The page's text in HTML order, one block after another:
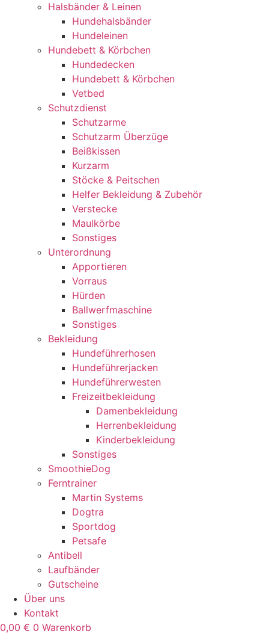
Halsbänder & Leinen
Hundehalsbänder
Hundeleinen
Hundebett & Körbchen
Hundedecken
Hundebett & Körbchen
Vetbed
Schutzdienst
Schutzarme
Schutzarm Überzüge
Beißkissen
Kurzarm
Stöcke & Peitschen
Helfer Bekleidung & Zubehör
Verstecke
Maulkörbe
Sonstiges
Unterordnung
Apportieren
Vorraus
Hürden
Ballwerfmaschine
Sonstiges
Bekleidung
Hundeführerhosen
Hundeführerjacken
Hundeführerwesten
Freizeitbekleidung
Damenbekleidung
Herrenbekleidung
Kinderbekleidung
Sonstiges
SmoothieDog
Ferntrainer
Martin Systems
Dogtra
Sportdog
Petsafe
Antibell
Laufbänder
Gutscheine
Über uns
Kontakt
0,00 € 0 Warenkorb